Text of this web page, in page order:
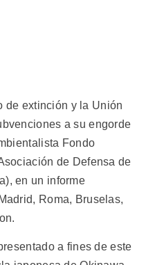
de extinción y la Unión
a su engorde
Fondo
de Defensa de
en un informe
Roma, Bruselas,
a fines de este